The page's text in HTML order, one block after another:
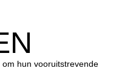
hun vooruitstrevende